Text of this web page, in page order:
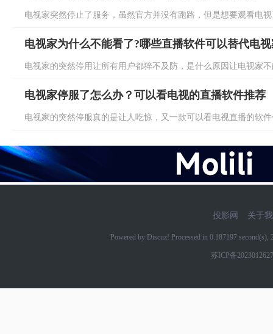
电视家突然停止了服务，虽然官方并没有跑路，但是想要观看电
电视家为什么不能看了?哪些直播软件可以替代电
电视家的突然停用让所有用户都猝不及防，是什么原因让电视家
电视家停服了怎么办？可以看电视的直播软件推荐
电视家的突然停服真的是让人吃惊，又一款可以看电视直播的软
投影网 关于
Powered by Discuz! Processed in 0.187197
苏ICP备